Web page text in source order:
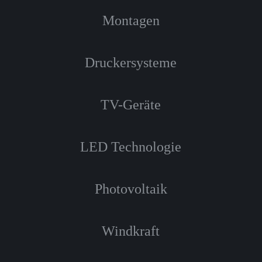
Montagen
Druckersysteme
TV-Geräte
LED Technologie
Photovoltaik
Windkraft